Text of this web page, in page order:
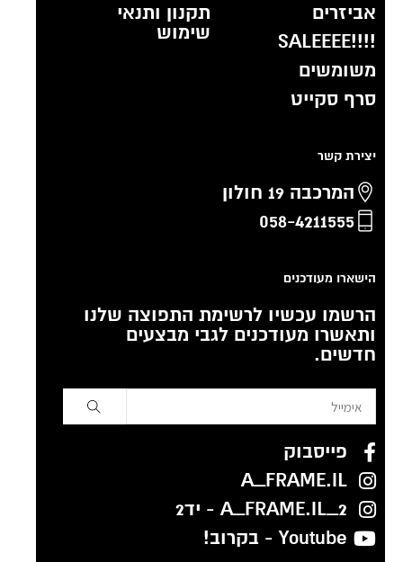
אביזרים
!!!!SALEEEE
משומשים
סרף סקייט
תקנון ותנאי
שימוש
יצירת קשר
המרכבה 19 חולון
058-4211555
הישארו מעודכנים
הרשמו עכשיו לרשימת התפוצה שלנו
ותאשרו מעודכנים לגבי מבצעים
חדשים.
פייסבוק
A_FRAME.IL
A_FRAME.IL_2 - יד2
Youtube - בקרוב!